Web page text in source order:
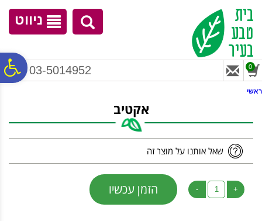
נגישות
ניווט
03-5014952 0
ראשי
אקטיב
שאל אותנו על מוצר זה
+
- הזמן עכשיו